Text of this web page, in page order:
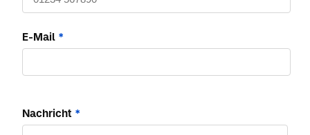
E-Mail *
Nachricht *